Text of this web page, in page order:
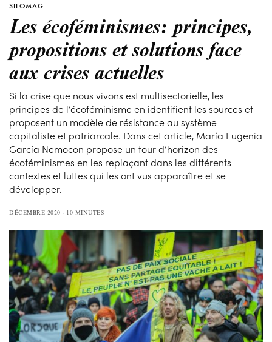
SILOMAG
Les écoféminismes: principes,
propositions et solutions face
aux crises actuelles
Si la crise que nous vivons est multisectorielle, les
principes de l’écoféminisme en identifient les sources et
proposent un modèle de résistance au système
capitaliste et patriarcale. Dans cet article, María Eugenia
García Nemocon propose un tour d’horizon des
écoféminismes en les replaçant dans les différents
contextes et luttes qui les ont vus apparaître et se
développer.
DÉCEMBRE 2020 10 MINUTES